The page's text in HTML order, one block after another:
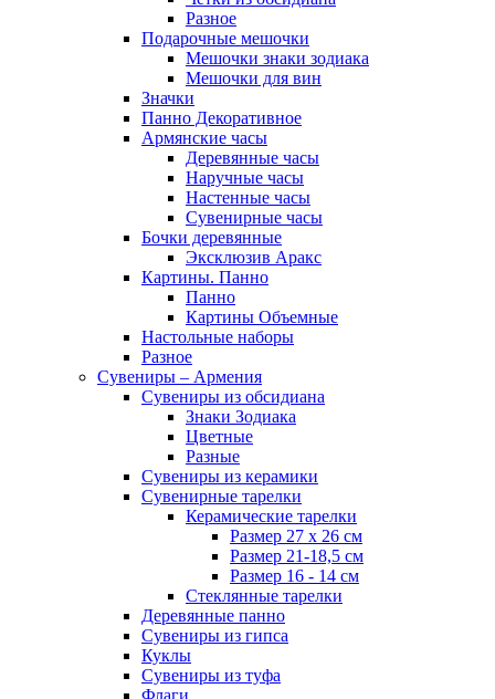
Разное
Подарочные мешочки
Мешочки знаки зодиака
Мешочки для вин
Значки
Панно Декоративное
Армянские часы
Деревянные часы
Наручные часы
Настенные часы
Сувенирные часы
Бочки деревянные
Эксклюзив Аракс
Картины. Панно
Панно
Картины Объемные
Настольные наборы
Разное
Сувениры – Армения
Сувениры из обсидиана
Знаки Зодиака
Цветные
Разные
Сувениры из керамики
Сувенирные тарелки
Керамические тарелки
Размер 27 х 26 см
Размер 21-18,5 см
Размер 16 - 14 см
Стеклянные тарелки
Деревянные панно
Сувениры из гипса
Куклы
Сувениры из туфа
Флаги